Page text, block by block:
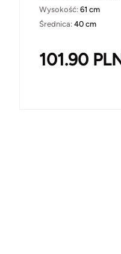
Wysokość: 61 cm
Średnica: 40 cm
101.90